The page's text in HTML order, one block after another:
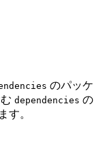
のパッケ
dependencies の
す。